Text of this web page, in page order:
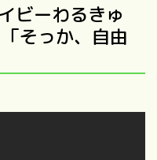
ビーわるきゅ
そっか、自由